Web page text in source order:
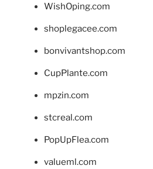
WishOping.com
shoplegacee.com
bonvivantshop.com
CupPlante.com
mpzin.com
stcreal.com
PopUpFlea.com
valueml.com